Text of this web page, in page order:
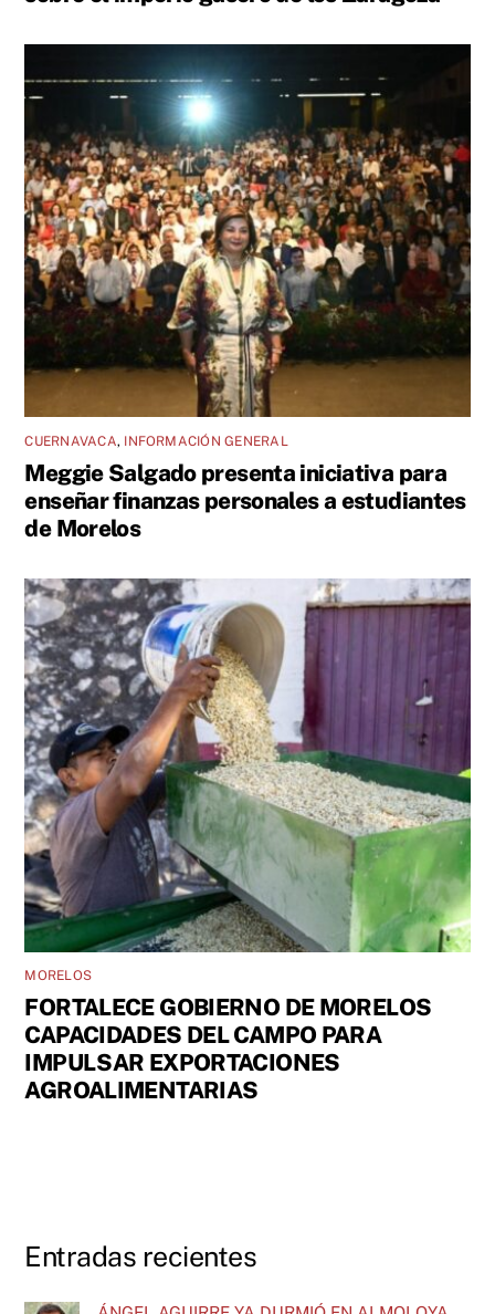
CUERNAVACA, INFORMACIÓN GENERAL
Meggie Salgado presenta iniciativa para
enseñar finanzas personales a estudiantes
de Morelos
MORELOS
FORTALECE GOBIERNO DE MORELOS
CAPACIDADES DEL CAMPO PARA
IMPULSAR EXPORTACIONES
AGROALIMENTARIAS
Entradas recientes